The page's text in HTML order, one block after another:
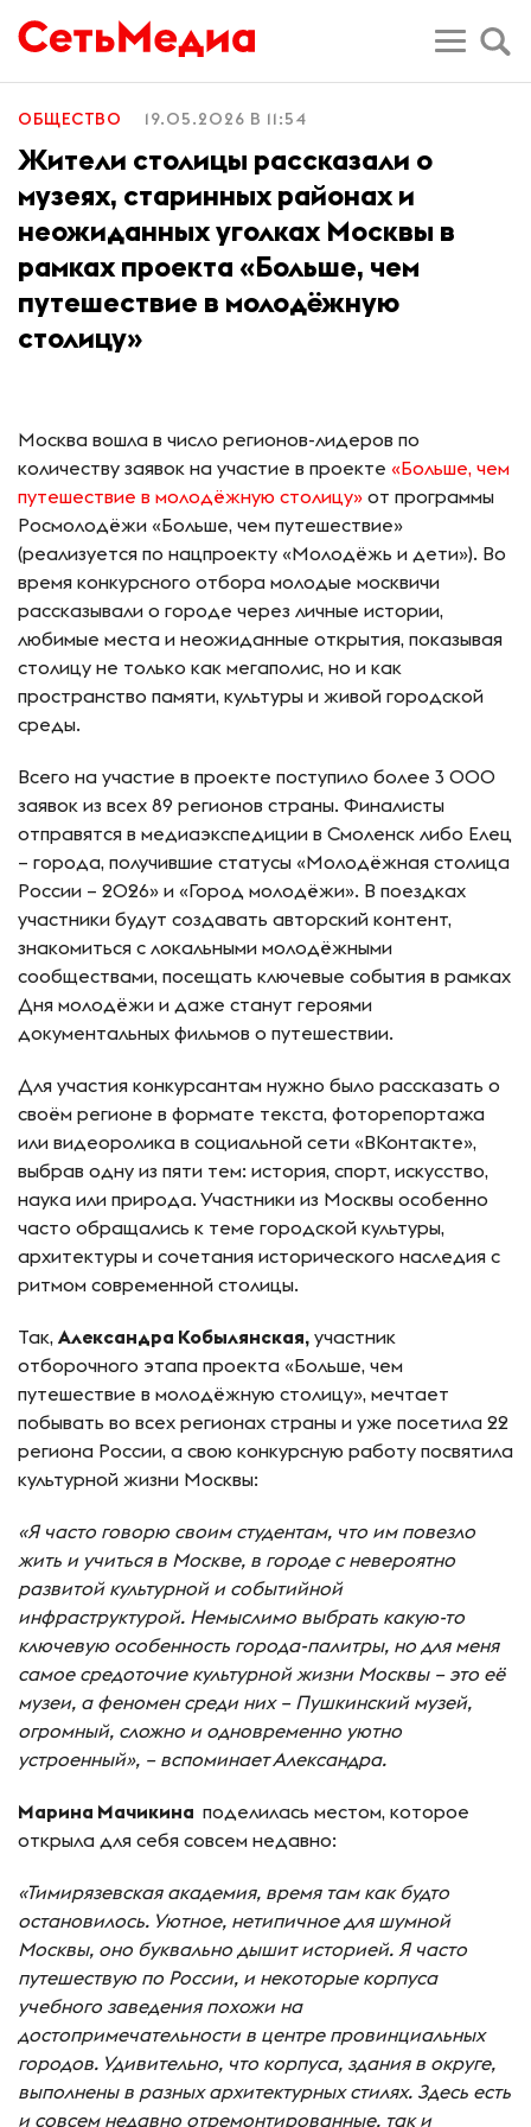
ОБЩЕСТВО 19.05.2026 В 11:54
Жители столицы рассказали о
музеях, старинных районах и
неожиданных уголках Москвы в
рамках проекта «Больше, чем
путешествие в молодёжную
столицу»
Москва вошла в число регионов-лидеров по
количеству заявок на участие в проекте «Больше, чем
путешествие в молодёжную столицу» от программы
Росмолодёжи «Больше, чем путешествие»
(реализуется по нацпроекту «Молодёжь и дети»). Во
время конкурсного отбора молодые москвичи
рассказывали о городе через личные истории,
любимые места и неожиданные открытия, показывая
столицу не только как мегаполис, но и как
пространство памяти, культуры и живой городской
среды.
Всего на участие в проекте поступило более 3 000
заявок из всех 89 регионов страны. Финалисты
отправятся в медиаэкспедиции в Смоленск либо Елец
– города, получившие статусы «Молодёжная столица
России – 2026» и «Город молодёжи». В поездках
участники будут создавать авторский контент,
знакомиться с локальными молодёжными
сообществами, посещать ключевые события в рамках
Дня молодёжи и даже станут героями
документальных фильмов о путешествии.
Для участия конкурсантам нужно было рассказать о
своём регионе в формате текста, фоторепортажа
или видеоролика в социальной сети «ВКонтакте»,
выбрав одну из пяти тем: история, спорт, искусство,
наука или природа. Участники из Москвы особенно
часто обращались к теме городской культуры,
архитектуры и сочетания исторического наследия с
ритмом современной столицы.
Так, Александра Кобылянская, участник
отборочного этапа проекта «Больше, чем
путешествие в молодёжную столицу», мечтает
побывать во всех регионах страны и уже посетила 22
региона России, а свою конкурсную работу посвятила
культурной жизни Москвы:
«Я часто говорю своим студентам, что им повезло
жить и учиться в Москве, в городе с невероятно
развитой культурной и событийной
инфраструктурой. Немыслимо выбрать какую-то
ключевую особенность города-палитры, но для меня
самое средоточие культурной жизни Москвы – это её
музеи, а феномен среди них – Пушкинский музей,
огромный, сложно и одновременно уютно
устроенный», – вспоминает Александра.
Марина Мачикина поделилась местом, которое
открыла для себя совсем недавно:
«Тимирязевская академия, время там как будто
остановилось. Уютное, нетипичное для шумной
Москвы, оно буквально дышит историей. Я часто
путешествую по России, и некоторые корпуса
учебного заведения похожи на
достопримечательности в центре провинциальных
городов. Удивительно, что корпуса, здания в округе,
выполнены в разных архитектурных стилях. Здесь есть
и совсем недавно отремонтированные, так и